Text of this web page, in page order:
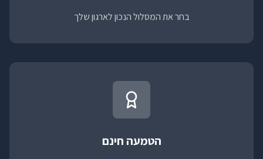
בחר את המסלול הנכון לארגון שלך
הטמעה חינם